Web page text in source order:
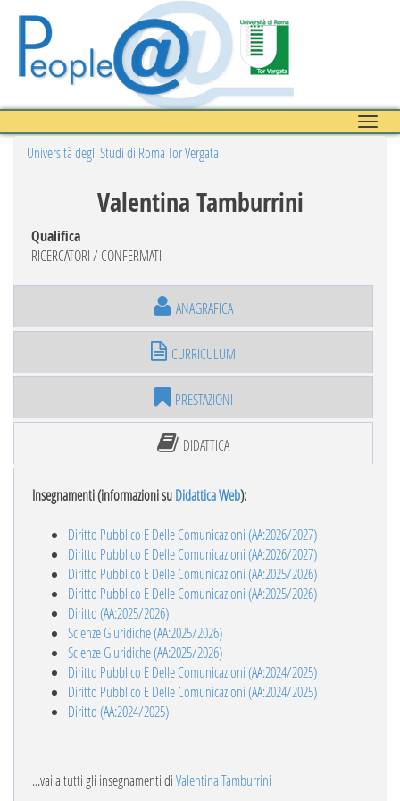
Toggle
Università degli Studi di Roma Tor Vergata
Valentina Tamburrini
Qualifica
RICERCATORI / CONFERMATI
ANAGRAFICA
CURRICULUM
PRESTAZIONI
DIDATTICA
Insegnamenti (informazioni suDidattica Web):
Diritto Pubblico E Delle Comunicazioni (AA:2026/2027)
Diritto Pubblico E Delle Comunicazioni (AA:2026/2027)
Diritto Pubblico E Delle Comunicazioni (AA:2025/2026)
Diritto Pubblico E Delle Comunicazioni (AA:2025/2026)
Diritto (AA:2025/2026)
Scienze Giuridiche (AA:2025/2026)
Scienze Giuridiche (AA:2025/2026)
Diritto Pubblico E Delle Comunicazioni (AA:2024/2025)
Diritto Pubblico E Delle Comunicazioni (AA:2024/2025)
Diritto (AA:2024/2025)
...vai a tutti gli insegnamenti diValentina Tamburrini